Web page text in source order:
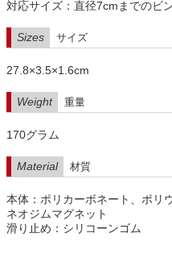
対応サイズ：直径7cmまでのビ
Sizes サイズ
27.8×3.5×1.6cm
Weight 重量
170グラム
Material 材質
本体：ポリカーボネート、ポリ
ネオジムマグネット
滑り止め：シリコーンゴム